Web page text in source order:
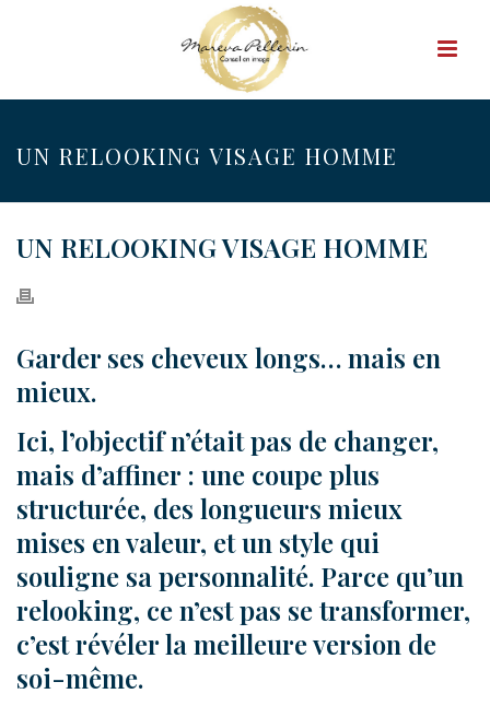
UN RELOOKING VISAGE HOMME
UN RELOOKING VISAGE HOMME
Garder ses cheveux longs… mais en
mieux.
Ici, l’objectif n’était pas de changer,
mais d’affiner : une coupe plus
structurée, des longueurs mieux
mises en valeur, et un style qui
souligne sa personnalité. Parce qu’un
relooking, ce n’est pas se transformer,
c’est révéler la meilleure version de
soi-même.